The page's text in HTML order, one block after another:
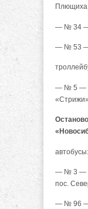
— № 34 —
— № 53 —
— № 5 —
«Стрижи».
автобусы:
— № 3 —
пос.
— № 96 —